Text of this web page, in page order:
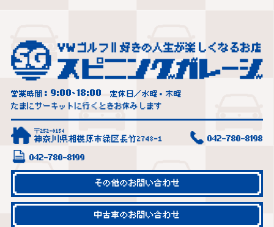
営業時間： 9:00~18:00
定休日／水曜・木曜
たまにサーキットに行くときお休みします
〒252-0154
神奈川県相模原市緑区長竹2748-1 042-780-8198
042-780-8199
その他のお問い合わせ
中古車のお問い合わせ